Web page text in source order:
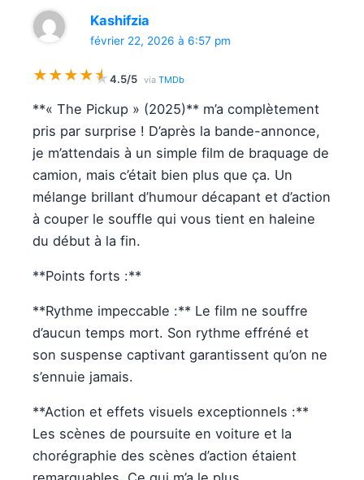
Kashifzia
février 22, 2026 à 6:57 pm
★★★★★
★4.5/5 via TMDb
**« The Pickup » (2025)** m’a complètement
pris par surprise ! D’après la bande-annonce,
je m’attendais à un simple film de braquage de
camion, mais c’était bien plus que ça. Un
mélange brillant d’humour décapant et d’action
à couper le souffle qui vous tient en haleine
du début à la fin.
**Points forts :**
**Rythme impeccable :** Le film ne souffre
d’aucun temps mort. Son rythme effréné et
son suspense captivant garantissent qu’on ne
s’ennuie jamais.
**Action et effets visuels exceptionnels :**
Les scènes de poursuite en voiture et la
chorégraphie des scènes d’action étaient